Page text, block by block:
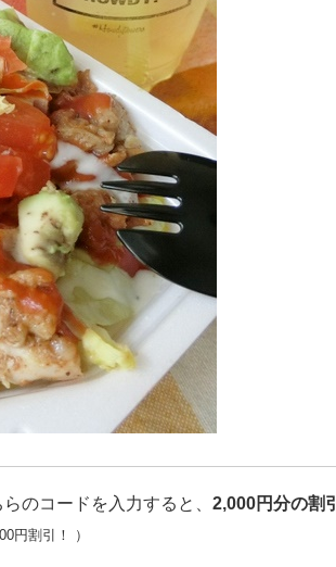
のコードを入力すると、 2,000円分の割引
円割引！ ）